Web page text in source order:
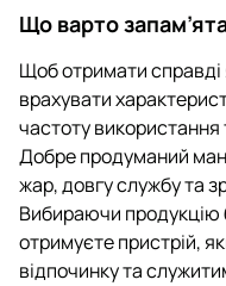
Що варто
Щоб отримати
врахувати
частоту використання
Добре продуманий
жар, довгу службу та
Вибираючи продукцію
отримуєте пристрій,
відпочинку та